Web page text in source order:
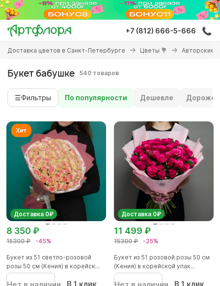
Перейти
основному
содержанию
+7 (812) 666-5-666
Вы
здесь
Доставка цветов в Санкт-Петербурге Цветы 💐 Авторские
Букет бабушке 540 товаров
☰Фильтры По популярности Дешевле Дороже
Доставка 0₽
15300 ₽ -45%
8 350 ₽
Букет из 51 светло-розовой
розы 50 см (Кения) в корейск...
В 1 клик
Доставка 0₽
15300 ₽ -25%
11 499 ₽
Букет из 51 розовой розы 50 см
(Кения) в корейской упак...
В 1 клик